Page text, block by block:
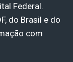
Federal.
do Brasil e do
com